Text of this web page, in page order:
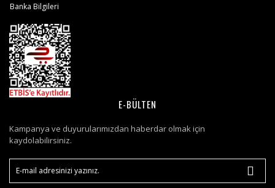
Banka Bilgileri
E-BÜLTEN
Kampanya ve duyurularımızdan haberdar olmak için
kaydolabilirsiniz.